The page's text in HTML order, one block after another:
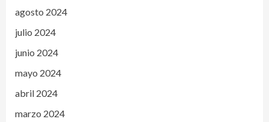
agosto 2024
julio 2024
junio 2024
mayo 2024
abril 2024
marzo 2024